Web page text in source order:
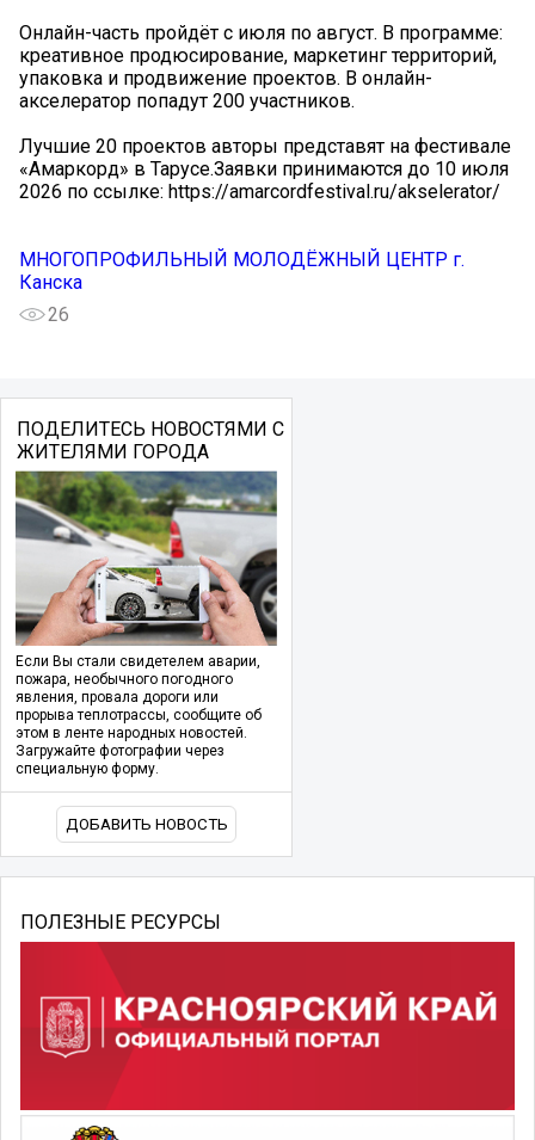
Онлайн-часть пройдёт с июля по август. В программе:
креативное продюсирование, маркетинг территорий,
упаковка и продвижение проектов. В онлайн-
акселератор попадут 200 участников.
Лучшие 20 проектов авторы представят на фестивале
«Амаркорд» в Тарусе.Заявки принимаются до 10 июля
2026 по ссылке: https://amarcordfestival.ru/akselerator/
МНОГОПРОФИЛЬНЫЙ МОЛОДЁЖНЫЙ ЦЕНТР г.
Канска
26
ПОДЕЛИТЕСЬ НОВОСТЯМИ С
ЖИТЕЛЯМИ ГОРОДА
Если Вы стали свидетелем аварии,
пожара, необычного погодного
явления, провала дороги или
прорыва теплотрассы, сообщите об
этом в ленте народных новостей.
Загружайте фотографии через
специальную форму.
ДОБАВИТЬ НОВОСТЬ
ПОЛЕЗНЫЕ РЕСУРСЫ